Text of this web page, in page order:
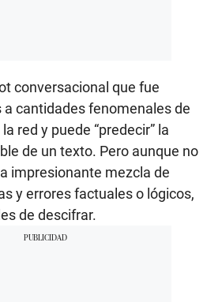
conversacional que fue
a cantidades fenomenales de
red y puede “predecir” la
de un texto. Pero aunque no
impresionante mezcla de
y errores factuales o lógicos,
de descifrar.